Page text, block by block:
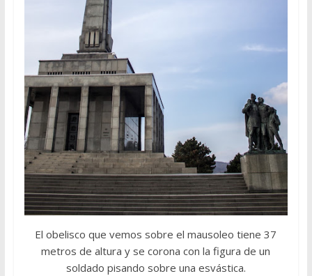
El obelisco que vemos sobre el mausoleo tiene 37
metros de altura y se corona con la figura de un
soldado pisando sobre una esvástica.